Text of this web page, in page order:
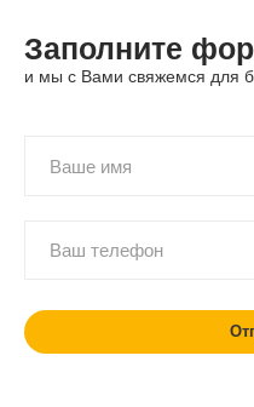
Заполните
и мы с Вами свяжемся для